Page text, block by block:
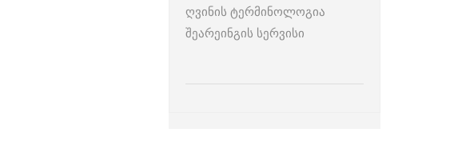
ღვინის ტერმინოლოგია
შეარეინგის სერვისი